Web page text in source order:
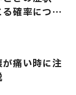
確率につい
痛い時に注